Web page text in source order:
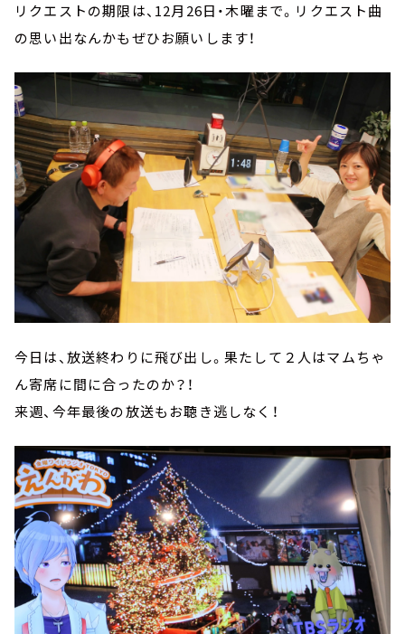
リクエストの期限は、12月26日・木曜まで。リクエスト曲
の思い出なんかもぜひお願いします！
今日は、放送終わりに飛び出し。果たして２人はマムちゃ
ん寄席に間に合ったのか？！
来週、今年最後の放送もお聴き逃しなく！